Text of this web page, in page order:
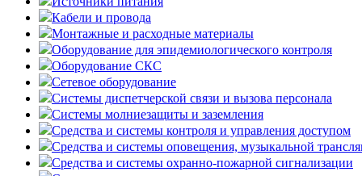
Кабели и провода
Монтажные и расходные материалы
Оборудование для эпидемиологического контроля
Оборудование СКС
Сетевое оборудование
Системы диспетчерской связи и вызова персонала
Системы молниезащиты и заземления
Средства и системы контроля и управления доступом
Средства и системы оповещения, музыкальной
Средства и системы охранно-пожарной сигнализации